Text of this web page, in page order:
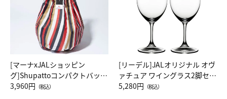
[マーナxJALショッピン
グ]Shupattoコンパクトバッグ
Drop JAL客室乗務員（LC）ス
3,960円 （税込）
[リーデル]JALオリジナル オヴ
ァチュア ワイングラス2脚セッ
ト（レッドワイン）
5,280円 （税込）